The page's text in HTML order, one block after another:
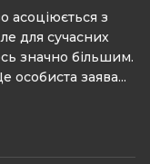
асоціюється з
для сучасних
значно більшим.
особиста заява...